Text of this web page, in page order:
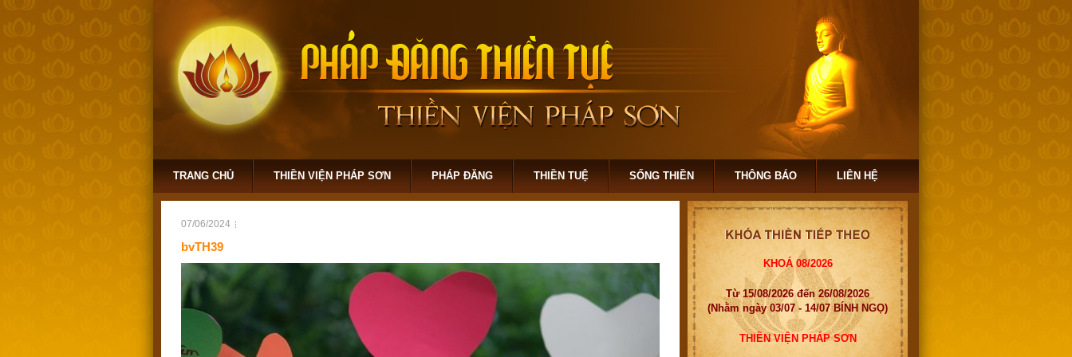
TRANG CHỦ THIỀN VIỆN PHÁP SƠN PHÁP ĐĂNG THIỀN TUỆ SỐNG THIỀN THÔNG BÁO LIÊN HỆ
07/06/2024
bvTH39
KHOÁ 08/2026
Từ 15/08/2026 đến 26/08/2026
(Nhằm ngày 03/07 - 14/07 BÍNH NGỌ)
THIỀN VIỆN PHÁP SƠN